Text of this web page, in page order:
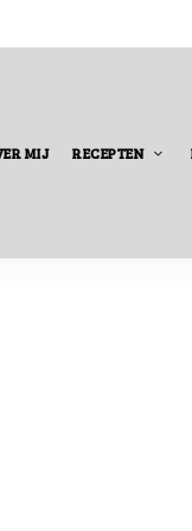
MIJ RECEPTEN